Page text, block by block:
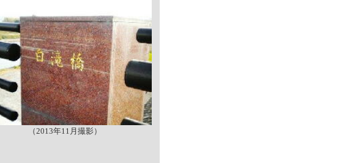
（2013年11月撮影）